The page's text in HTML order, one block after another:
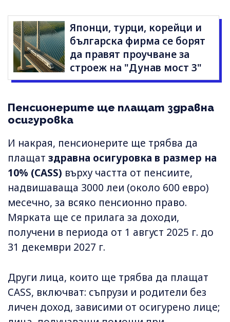
Японци, турци, корейци и
българска фирма се борят
да правят проучване за
строеж на "Дунав мост 3"
Пенсионерите ще плащат здравна
осигуровка
И накрая, пенсионерите ще трябва да
плащат здравна осигуровка в размер на
10% (CASS) върху частта от пенсиите,
надвишаваща 3000 леи (около 600 евро)
месечно, за всяко пенсионно право.
Мярката ще се прилага за доходи,
получени в периода от 1 август 2025 г. до
31 декември 2027 г.
Други лица, които ще трябва да плащат
CASS, включват: съпрузи и родители без
личен доход, зависими от осигурено лице;